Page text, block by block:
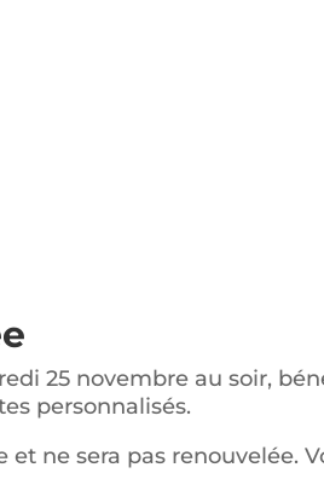
25 novembre au soir,
personnalisés.
ne sera pas renouvelée.